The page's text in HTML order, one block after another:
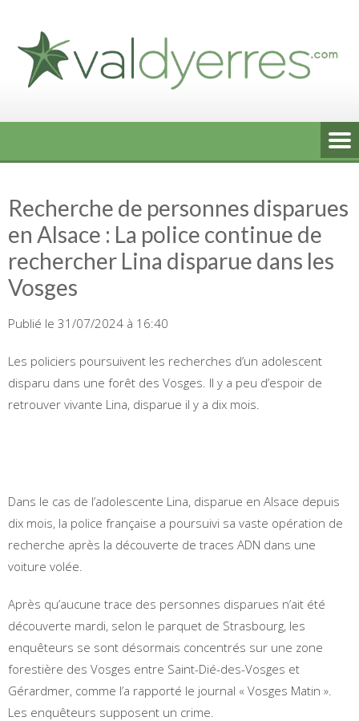
content
Recherche de personnes disparues
en Alsace : La police continue de
rechercher Lina disparue dans les
Vosges
Publié le 31/07/2024 à 16:40
Les policiers poursuivent les recherches d’un adolescent
disparu dans une forêt des Vosges. Il y a peu d’espoir de
retrouver vivante Lina, disparue il y a dix mois.
Dans le cas de l’adolescente Lina, disparue en Alsace depuis
dix mois, la police française a poursuivi sa vaste opération de
recherche après la découverte de traces ADN dans une
voiture volée.
Après qu’aucune trace des personnes disparues n’ait été
découverte mardi, selon le parquet de Strasbourg, les
enquêteurs se sont désormais concentrés sur une zone
forestière des Vosges entre Saint-Dié-des-Vosges et
Gérardmer, comme l’a rapporté le journal « Vosges Matin ».
Les enquêteurs supposent un crime.